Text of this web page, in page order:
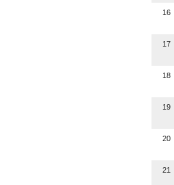
16
17
18
19
20
21